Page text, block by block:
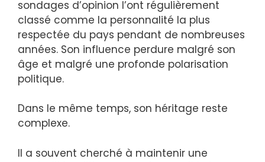
sondages d’opinion l’ont régulièrement
classé comme la personnalité la plus
respectée du pays pendant de nombreuses
années. Son influence perdure malgré son
âge et malgré une profonde polarisation
politique.
Dans le même temps, son héritage reste
complexe.
Il a souvent cherché à maintenir une